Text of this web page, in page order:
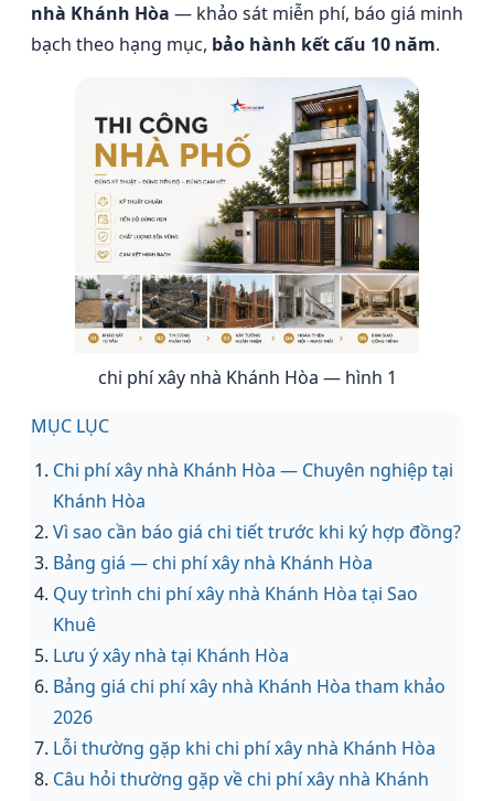
nhà Khánh Hòa — khảo sát miễn phí, báo giá minh
bạch theo hạng mục, bảo hành kết cấu 10 năm.
chi phí xây nhà Khánh Hòa — hình 1
MỤC LỤC
Chi phí xây nhà Khánh Hòa — Chuyên nghiệp tại
Khánh Hòa
Vì sao cần báo giá chi tiết trước khi ký hợp đồng?
Bảng giá — chi phí xây nhà Khánh Hòa
Quy trình chi phí xây nhà Khánh Hòa tại Sao
Khuê
Lưu ý xây nhà tại Khánh Hòa
Bảng giá chi phí xây nhà Khánh Hòa tham khảo
2026
Lỗi thường gặp khi chi phí xây nhà Khánh Hòa
Câu hỏi thường gặp về chi phí xây nhà Khánh